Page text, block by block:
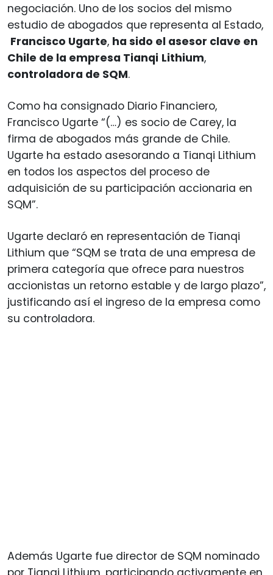
negociación. Uno de los socios del mismo
estudio de abogados que representa al Estado,
Francisco Ugarte, ha sido el asesor clave en
Chile de la empresa Tianqi Lithium,
controladora de SQM.
Como ha consignado Diario Financiero,
Francisco Ugarte “(…) es socio de Carey, la
firma de abogados más grande de Chile.
Ugarte ha estado asesorando a Tianqi Lithium
en todos los aspectos del proceso de
adquisición de su participación accionaria en
SQM”.
Ugarte declaró en representación de Tianqi
Lithium que “SQM se trata de una empresa de
primera categoría que ofrece para nuestros
accionistas un retorno estable y de largo plazo”,
justificando así el ingreso de la empresa como
su controladora.
Además Ugarte fue director de SQM nominado